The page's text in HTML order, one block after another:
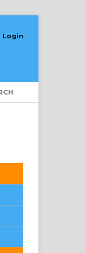
Login